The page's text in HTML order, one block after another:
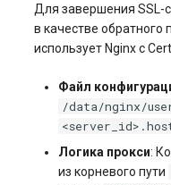
Для завершения SSL-
в качестве обратного
использует Nginx с
Файл
/data/nginx/
Логика прокси:
из корневого пути